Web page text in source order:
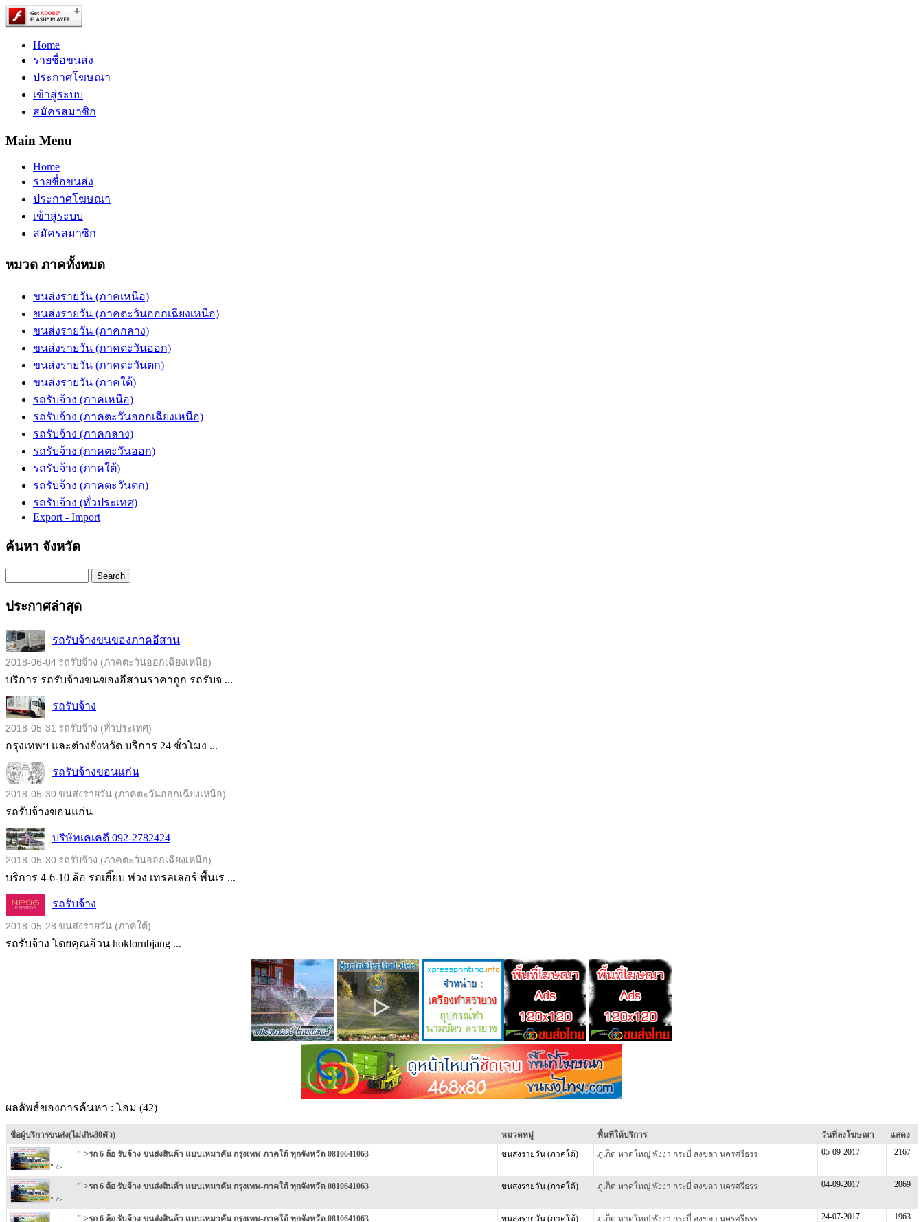
Home
รายชื่อขนส่ง
ประกาศโฆษณา
เข้าสู่ระบบ
สมัครสมาชิก
Main Menu
Home
รายชื่อขนส่ง
ประกาศโฆษณา
เข้าสู่ระบบ
สมัครสมาชิก
หมวด ภาคทั้งหมด
ขนส่งรายวัน (ภาคเหนือ)
ขนส่งรายวัน (ภาคตะวันออกเฉียงเหนือ)
ขนส่งรายวัน (ภาคกลาง)
ขนส่งรายวัน (ภาคตะวันออก)
ขนส่งรายวัน (ภาคตะวันตก)
ขนส่งรายวัน (ภาคใต้)
รถรับจ้าง (ภาคเหนือ)
รถรับจ้าง (ภาคตะวันออกเฉียงเหนือ)
รถรับจ้าง (ภาคกลาง)
รถรับจ้าง (ภาคตะวันออก)
รถรับจ้าง (ภาคใต้)
รถรับจ้าง (ภาคตะวันตก)
รถรับจ้าง (ทั่วประเทศ)
Export - Import
ค้นหา จังหวัด
Search
ประกาศล่าสุด
รถรับจ้างขนของภาคอีสาน
2018-06-04 รถรับจ้าง (ภาคตะวันออกเฉียงเหนือ)
บริการ รถรับจ้างขนของอีสานราคาถูก รถรับจ ...
รถรับจ้าง
2018-05-31 รถรับจ้าง (ทั่วประเทศ)
กรุงเทพฯ และต่างจังหวัด บริการ 24 ชั่วโมง ...
รถรับจ้างขอนแก่น
2018-05-30ขนส่งรายวัน (ภาคตะวันออกเฉียงเหนือ)
รถรับจ้างขอนแก่น
บริษัทเคเคดี 092-2782424
2018-05-30 รถรับจ้าง (ภาคตะวันออกเฉียงเหนือ)
บริการ 4-6-10 ล้อ รถเฮี๊ยบ พ่วง เทรลเลอร์ พื้นเร ...
รถรับจ้าง
2018-05-28 ขนส่งรายวัน (ภาคใต้)
รถรับจ้าง โดยคุณอ้วน hoklorubjang ...
ผลลัพธ์ของการค้นหา : โอม (42)
ชื่อผู้บริการขนส่ง(ไม่เกิน80ตัว) หมวดหมู่ พื้นที่ให้บริการ วันที่ลงโฆษณา แสดง
" />
" >รถ 6 ล้อ รับจ้าง ขนส่งสินค้า แบบเหมาคัน กรุงเทพ-ภาคใต้ ทุกจังหวัด 0810641063 ขนส่งรายวัน (ภาคใต้) ภูเก็ต หาดใหญ่ พังงา กระบี่ สงขลา นครศรีธรร 05-09-2017 2167
" />
" >รถ 6 ล้อ รับจ้าง ขนส่งสินค้า แบบเหมาคัน กรุงเทพ-ภาคใต้ ทุกจังหวัด 0810641063 ขนส่งรายวัน (ภาคใต้) ภูเก็ต หาดใหญ่ พังงา กระบี่ สงขลา นครศรีธรร 04-09-2017 2069
" >รถ 6 ล้อ รับจ้าง ขนส่งสินค้า แบบเหมาคัน กรุงเทพ-ภาคใต้ ทุกจังหวัด 0810641063 ขนส่งรายวัน (ภาคใต้) ภูเก็ต หาดใหญ่ พังงา กระบี่ สงขลา นครศรีธรร 24-07-2017 1963